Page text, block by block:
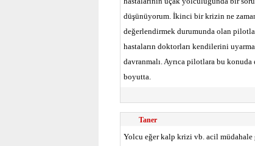
düşünüyorum. İkinci bir krizin ne
değerlendirmek durumunda olan
hastaların doktorları kendilerini
davranmalı. Ayrıca pilotlara bu
boyutta.
Taner
Yolcu eğer kalp krizi vb. acil müdahale